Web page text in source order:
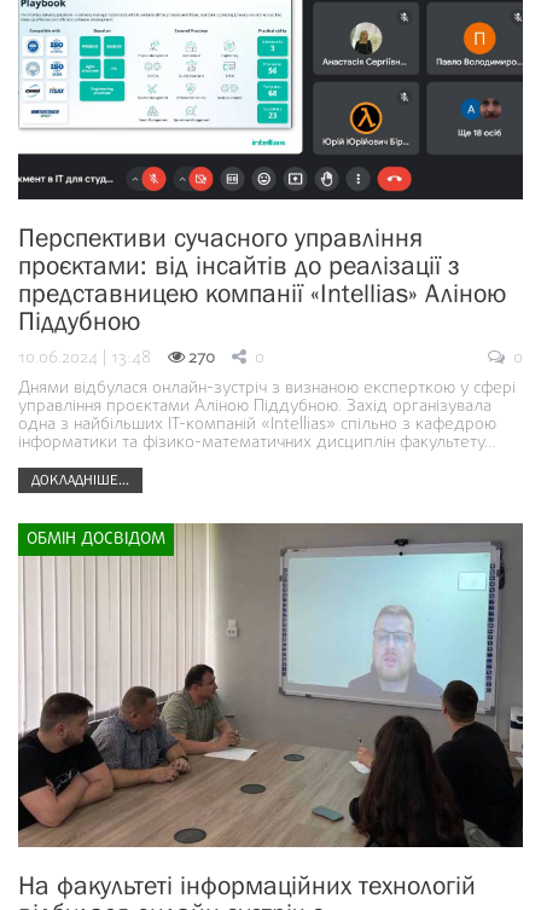
Перспективи сучасного управління
проєктами: від інсайтів до реалізації з
представницею компанії «Intellias» Аліною
Піддубною
10.06.2024 | 13:48 270 0
0
Днями відбулася онлайн-зустріч з визнаною експерткою у сфері
управління проєктами Аліною Піддубною. Захід організувала
одна з найбільших ІТ-компаній «Intellias» спільно з кафедрою
інформатики та фізико-математичних дисциплін факультету…
ДОКЛАДНІШЕ...
ОБМІН ДОСВІДОМ
На факультеті інформаційних технологій